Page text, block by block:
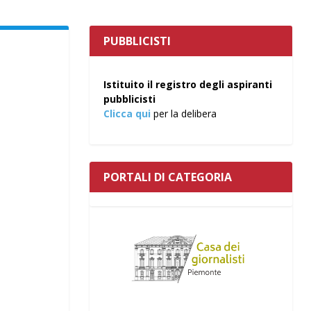
PUBBLICISTI
Istituito il registro degli aspiranti
pubblicisti
Clicca qui per la delibera
PORTALI DI CATEGORIA